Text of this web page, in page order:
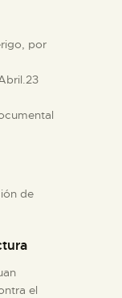
por
de
el